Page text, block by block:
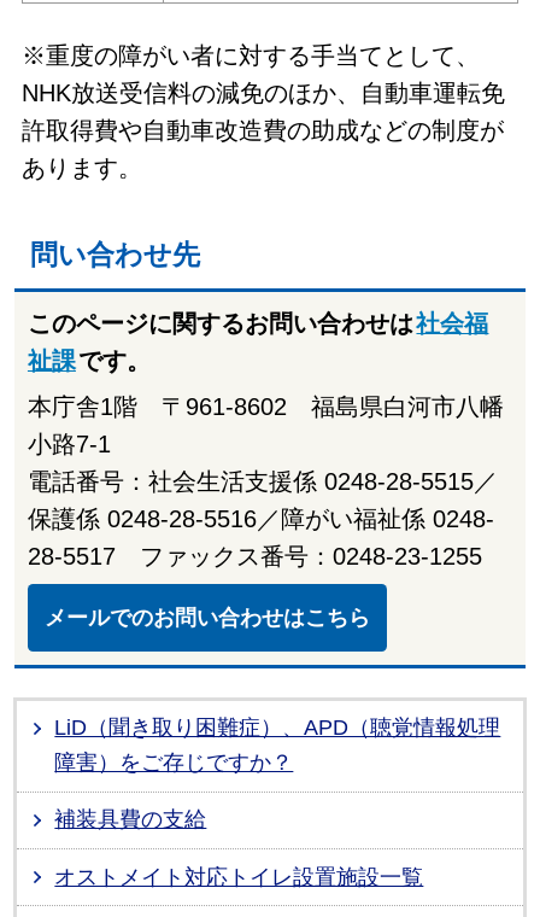
※重度の障がい者に対する手当てとして、
NHK放送受信料の減免のほか、自動車運転免
許取得費や自動車改造費の助成などの制度が
あります。
問い合わせ先
このページに関するお問い合わせは社会福
祉課です。
本庁舎1階 〒961-8602 福島県白河市八幡
小路7-1
電話番号：社会生活支援係 0248-28-5515／
保護係 0248-28-5516／障がい福祉係 0248-
28-5517 ファックス番号：0248-23-1255
メールでのお問い合わせはこちら
LiD（聞き取り困難症）、APD（聴覚情報処理
障害）をご存じですか？
補装具費の支給
オストメイト対応トイレ設置施設一覧